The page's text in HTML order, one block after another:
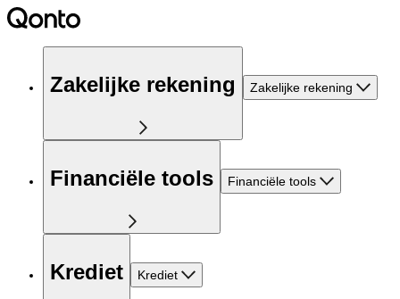
Zakelijke rekening Zakelijke rekening
Financiële tools Financiële tools
Krediet Krediet